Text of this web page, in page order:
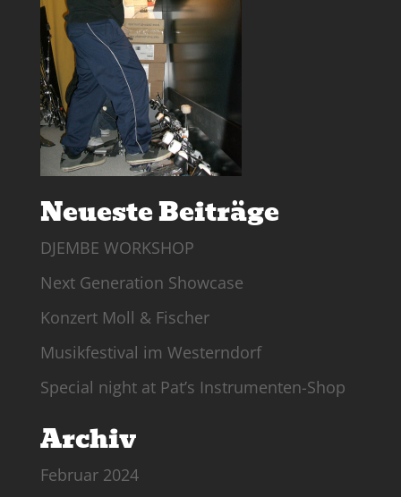
Neueste Beiträge
DJEMBE WORKSHOP
Next Generation Showcase
Konzert Moll & Fischer
Musikfestival im Westerndorf
Special night at Pat’s Instrumenten-Shop
Archiv
Februar 2024